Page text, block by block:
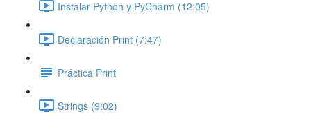
Instalar Python y PyCharm (12:05)
Declaración Print (7:47)
Práctica Print
Strings (9:02)